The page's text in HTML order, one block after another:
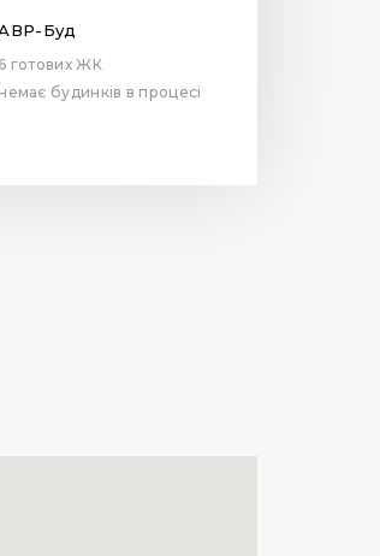
Буд
6 готових ЖК
немає будинків в процесі